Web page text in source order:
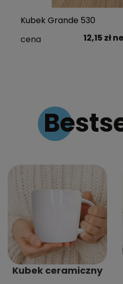
Kubek Grande 530
cena
12,15 zł
Kubek ceramiczny